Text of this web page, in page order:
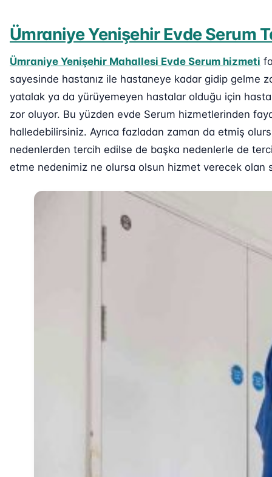
Ümraniye Yenişehir Evde Serum
Ümraniye Yenişehir Mahallesi Evde Serum hizmeti
sayesinde hastanız ile hastaneye kadar gidip gelme
yatalak ya da yürüyemeyen hastalar olduğu için
zor oluyor. Bu yüzden evde Serum hizmetlerinden
halledebilirsiniz. Ayrıca fazladan zaman da etmiş
nedenlerden tercih edilse de başka nedenlerle de
etme nedenimiz ne olursa olsun hizmet verecek olan